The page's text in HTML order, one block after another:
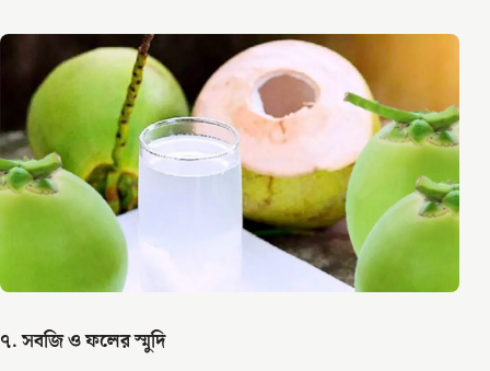
৭. সবজি ও ফলের স্মুদি